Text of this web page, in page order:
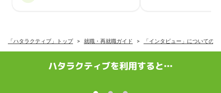
「ハタラクティブ」トップ 就職・再就職ガイド 「インタビュー」についての
ハタラクティブを利用すると…